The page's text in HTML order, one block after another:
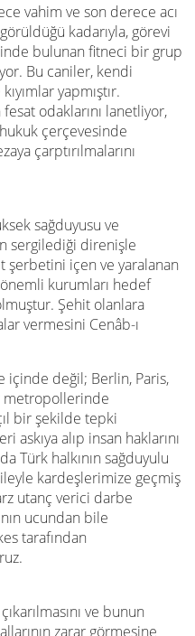
vahim ve son derece acı
kadarıyla, görevi
bulunan fitneci bir grup
Bu caniler, kendi
yapmıştır.
odaklarını lanetliyor,
çerçevesinde
çarptırılmalarını
sağduyusu ve
sergilediği direnişle
şerbetini içen ve yaralanan
kurumları hedef
Şehit olanlara
vermesini Cenâb-ı
içinde değil; Berlin, Paris,
metropollerinde
bir şekilde tepki
alıp insan haklarını
Türk halkının sağduyulu
kardeşlerimize geçmiş
utanç verici darbe
ucundan bile
tarafından
ve bunun
zarar görmesine